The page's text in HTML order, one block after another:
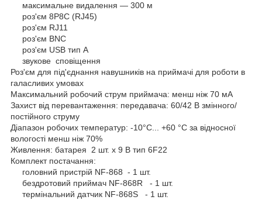
максимальне видалення — 300 м
роз'єм 8P8C (RJ45)
роз'єм RJ11
роз'єм BNC
роз'єм USB тип А
звукове сповіщення
Роз'єм для під'єднання навушників на приймачі для роботи в
галасливих умовах
Максимальний робочий струм приймача: менш ніж 70 мА
Захист від перевантаження: передавача: 60/42 В змінного/
постійного струму
Діапазон робочих температур: -10°С... +60 °C за відносної
вологості менш ніж 70%
Живлення: батарея 2 шт. х 9 В тип 6F22
Комплект постачання:
головний пристрій NF-868 - 1 шт.
бездротовий приймач NF-868R - 1 шт.
термінальний датчик NF-868S - 1 шт.